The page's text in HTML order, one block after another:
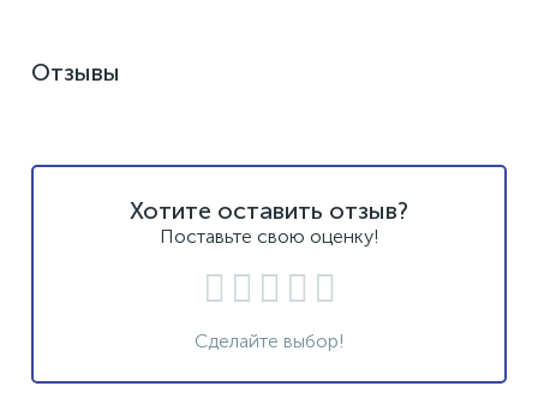
Отзывы
Хотите оставить отзыв?
Поставьте свою оценку!
Сделайте выбор!